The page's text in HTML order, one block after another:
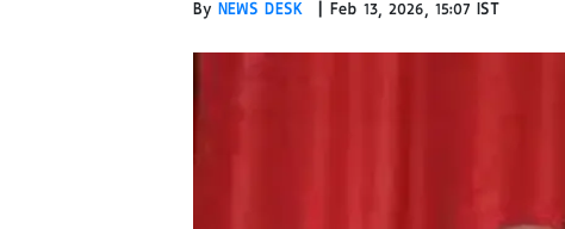
By NEWS DESK | Feb 13, 2026, 15:07 IST